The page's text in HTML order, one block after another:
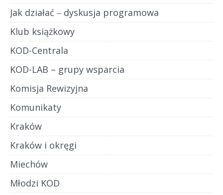
Jak działać ‒ dyskusja programowa
Klub książkowy
KOD-Centrala
KOD-LAB – grupy wsparcia
Komisja Rewizyjna
Komunikaty
Kraków
Kraków i okręgi
Miechów
Młodzi KOD